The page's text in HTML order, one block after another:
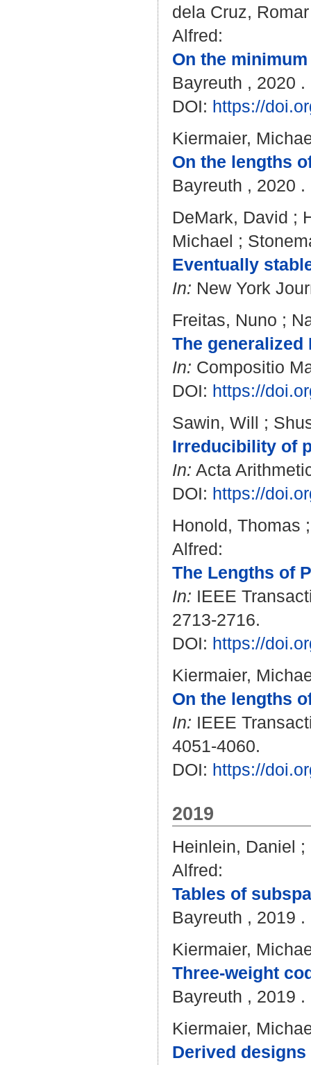
dela Cruz, Romar
Alfred:
On the
Bayreuth , 2020 .
DOI: https://
Kiermaier,
On the lengths
Bayreuth , 2020 .
DeMark, David ;
Michael ;
Eventually
In: New York
Freitas, Nuno ;
The generalized
In: Compositio
DOI: https://
Sawin, Will ;
Irreducibility of
In: Acta
DOI: https://
Honold, Thomas
Alfred:
The Lengths of
In: IEEE
2713-2716.
DOI: https://
Kiermaier,
On the lengths
In: IEEE
4051-4060.
DOI: https://
2019
Heinlein, Daniel ;
Alfred:
Tables of
Bayreuth , 2019 .
Kiermaier,
Three-weight
Bayreuth , 2019 .
Kiermaier,
Derived